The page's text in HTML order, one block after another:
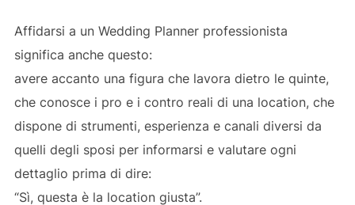
Affidarsi a un Wedding Planner professionista
significa anche questo:
avere accanto una figura che lavora dietro le quinte,
che conosce i pro e i contro reali di una location, che
dispone di strumenti, esperienza e canali diversi da
quelli degli sposi per informarsi e valutare ogni
dettaglio prima di dire:
“Sì, questa è la location giusta”.